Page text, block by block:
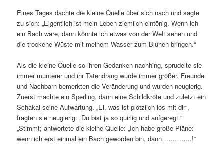
Eines Tages dachte die kleine Quelle über sich nach und sagte
zu sich: „Eigentlich ist mein Leben ziemlich eintönig. Wenn ich
ein Bach wäre, dann könnte ich etwas von der Welt sehen und
die trockene Wüste mit meinem Wasser zum Blühen bringen.“
Als die kleine Quelle so ihren Gedanken nachhing, sprudelte sie
immer munterer und ihr Tatendrang wurde immer größer. Freunde
und Nachbarn bemerkten die Veränderung und wurden neugierig.
Zuerst machte ein Sperling, dann eine Schildkröte und zuletzt ein
Schakal seine Aufwartung. „Ei, was ist plötzlich los mit dir“,
fragten sie neugierig: „Du bist ja so quirlig und aufgeregt.“
„Stimmt; antwortete die kleine Quelle: „Ich habe große Pläne:
wenn ich erst einmal ein Bach geworden bin, dann…………..!“